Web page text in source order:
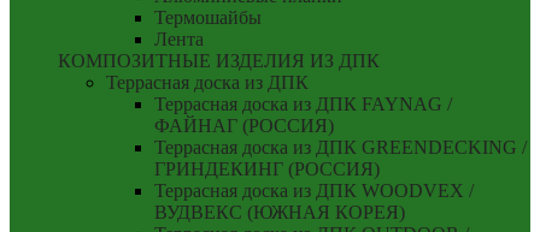
Термошайбы
Лента
КОМПОЗИТНЫЕ ИЗДЕЛИЯ ИЗ ДПК
Террасная доска из ДПК
Террасная доска из ДПК FAYNAG /
ФАЙНАГ (РОССИЯ)
Террасная доска из ДПК GREENDECKING /
ГРИНДЕКИНГ (РОССИЯ)
Террасная доска из ДПК WOODVEX /
ВУДВЕКС (ЮЖНАЯ КОРЕЯ)